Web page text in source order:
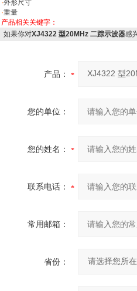
·外形尺寸
·重量
产品相关关键字：
如果你对XJ4322 型20MHz 二踪示波器感
产品：
您的单位：
您的姓名：
联系电话：
常用邮箱：
省份：